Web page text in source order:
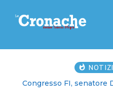
Congresso FI, senatore